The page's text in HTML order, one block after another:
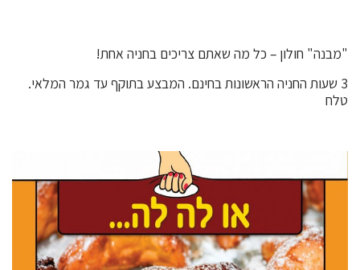
"מבנה" חולון – כל מה שאתם צריכים בחניה אחת!
3 שעות החניה הראשונות בחינם. המבצע בתוקף עד גמר המלאי.
טלח